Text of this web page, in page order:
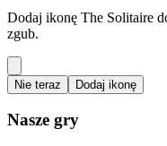
Dodaj ikonę The Solitaire
zgub.
Nie teraz Dodaj ikonę
Nasze gry